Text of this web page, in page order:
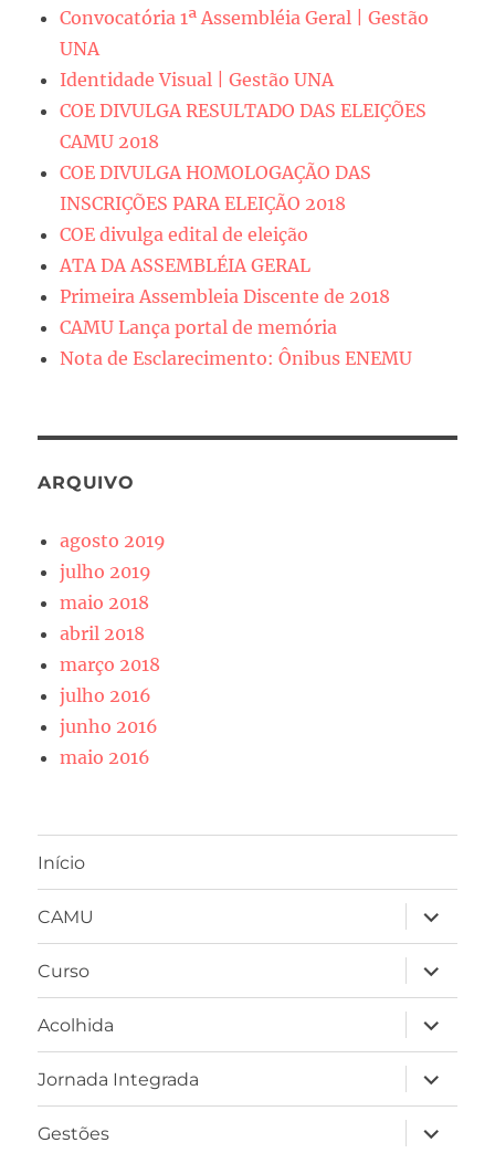
Convocatória 1ª Assembléia Geral | Gestão
UNA
Identidade Visual | Gestão UNA
COE DIVULGA RESULTADO DAS ELEIÇÕES
CAMU 2018
COE DIVULGA HOMOLOGAÇÃO DAS
INSCRIÇÕES PARA ELEIÇÃO 2018
COE divulga edital de eleição
ATA DA ASSEMBLÉIA GERAL
Primeira Assembleia Discente de 2018
CAMU Lança portal de memória
Nota de Esclarecimento: Ônibus ENEMU
ARQUIVO
agosto 2019
julho 2019
maio 2018
abril 2018
março 2018
julho 2016
junho 2016
maio 2016
Início
CAMU
expandir
Curso
expandir
Acolhida
expandir
Jornada Integrada
expandir
Gestões
expandir